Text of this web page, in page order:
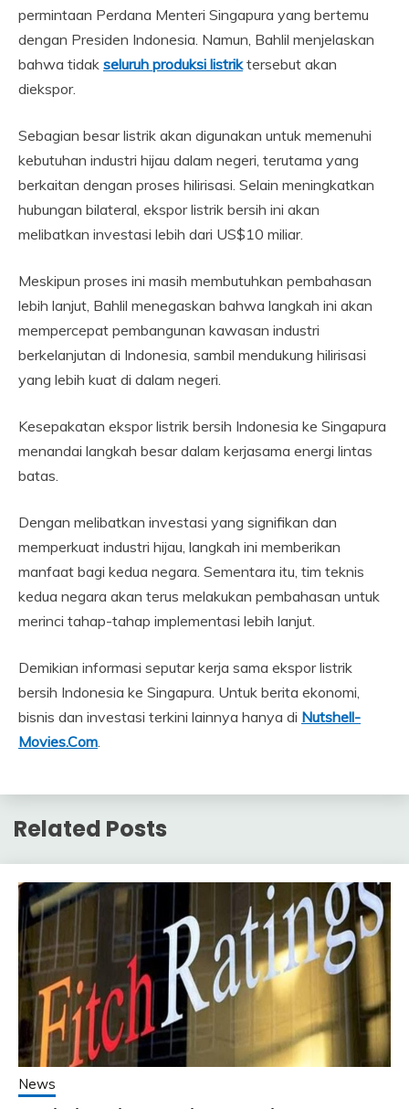
permintaan Perdana Menteri Singapura yang bertemu
dengan Presiden Indonesia. Namun, Bahlil menjelaskan
bahwa tidak seluruh produksi listriktersebut akan
diekspor.
Sebagian besar listrik akan digunakan untuk memenuhi
kebutuhan industri hijau dalam negeri, terutama yang
berkaitan dengan proses hilirisasi. Selain meningkatkan
hubungan bilateral, ekspor listrik bersih ini akan
melibatkan investasi lebih dari US$10 miliar.
Meskipun proses ini masih membutuhkan pembahasan
lebih lanjut, Bahlil menegaskan bahwa langkah ini akan
mempercepat pembangunan kawasan industri
berkelanjutan di Indonesia, sambil mendukung hilirisasi
yang lebih kuat di dalam negeri.
Kesepakatan ekspor listrik bersih Indonesia ke Singapura
menandai langkah besar dalam kerjasama energi lintas
batas.
Dengan melibatkan investasi yang signifikan dan
memperkuat industri hijau, langkah ini memberikan
manfaat bagi kedua negara. Sementara itu, tim teknis
kedua negara akan terus melakukan pembahasan untuk
merinci tahap-tahap implementasi lebih lanjut.
Demikian informasi seputar kerja sama ekspor listrik
bersih Indonesia ke Singapura. Untuk berita ekonomi,
bisnis dan investasi terkini lainnya hanya di Nutshell-
Movies.Com
Related Posts
News